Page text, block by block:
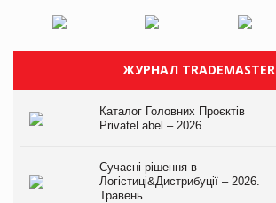
ЖУРНАЛ TRADEMASTER
Каталог Головних Проєктів
PrivateLabel – 2026
Сучасні рішення в
Логістиці&Дистрибуції – 2026.
Травень